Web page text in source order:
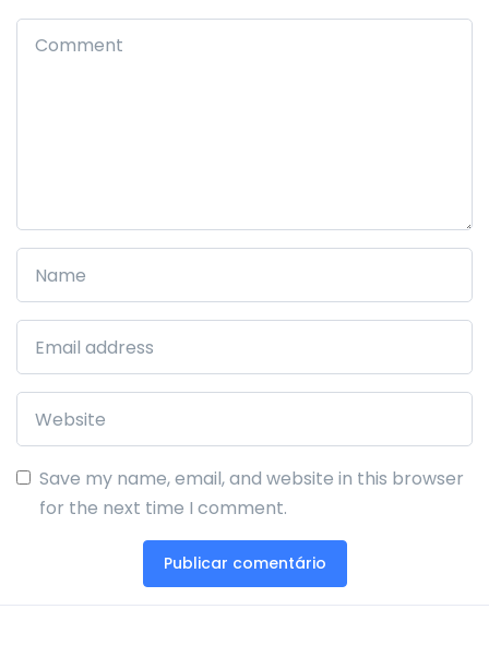
Save my name, email, and website in this browser
for the next time I comment.